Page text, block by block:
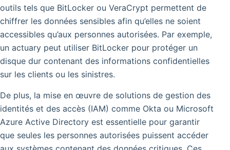
outils tels que BitLocker ou VeraCrypt permettent de
chiffrer les données sensibles afin qu’elles ne soient
accessibles qu’aux personnes autorisées. Par exemple,
un actuary peut utiliser BitLocker pour protéger un
disque dur contenant des informations confidentielles
sur les clients ou les sinistres.
De plus, la mise en œuvre de solutions de gestion des
identités et des accès (IAM) comme Okta ou Microsoft
Azure Active Directory est essentielle pour garantir
que seules les personnes autorisées puissent accéder